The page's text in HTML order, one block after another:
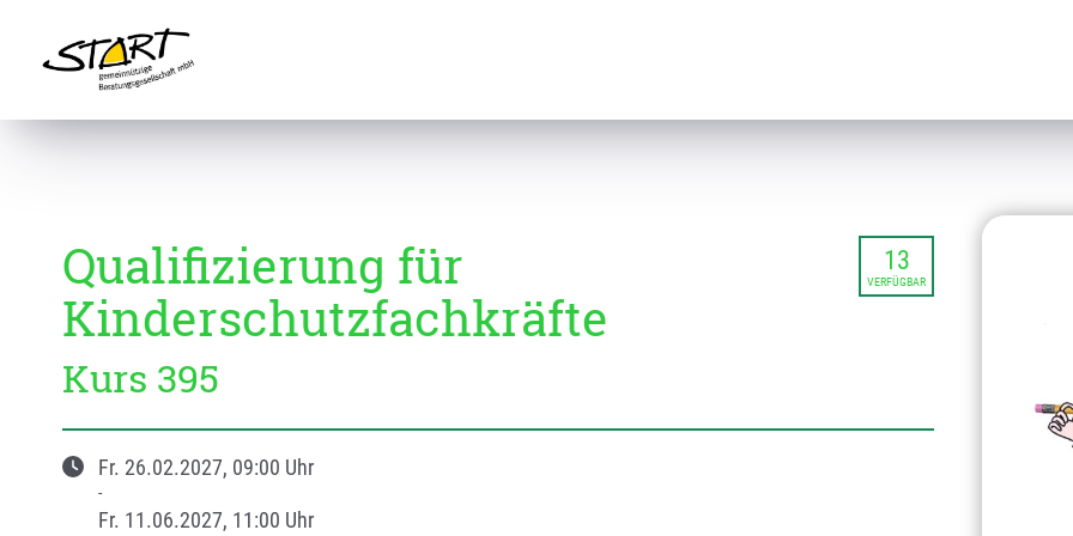
Qualifizierung für
Kinderschutzfachkräfte
Kurs 395
13
VERFÜGBAR
Fr. 26.02.2027, 09:00 Uhr
-
Fr. 11.06.2027, 11:00 Uhr